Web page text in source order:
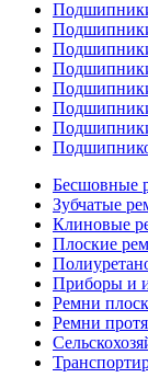
Бесшовные
Зубчатые
Клиновые
Плоские
Приборы и
Ремни
Ремни